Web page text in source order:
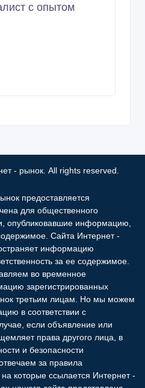
с опытом
- рынок. All rights reserved.
предоставляется
для общественного
опубликовавшие информацию,
Сайта Интернет -
информацию
за ее содержимое.
во временное
зарегистрированных
третьим лицам. Но мы можем
в соответствии с
если объявление или
права другого лица, в
и безопасности
за правила
которые ссылается Интернет -